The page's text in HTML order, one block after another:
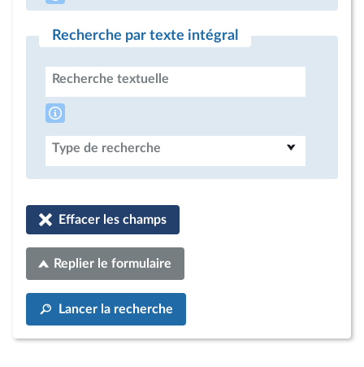
Recherche par texte intégral
Recherche textuelle
Type de recherche
Effacer les champs
Replier le formulaire
Lancer la recherche